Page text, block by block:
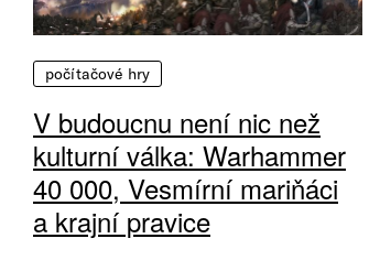
počítačové hry
V budoucnu není nic než
kulturní válka: Warhammer
40 000, Vesmírní mariňáci
a krajní pravice